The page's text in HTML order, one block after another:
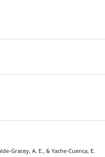
Gracey, A. E., & Yache-Cuenca, E.